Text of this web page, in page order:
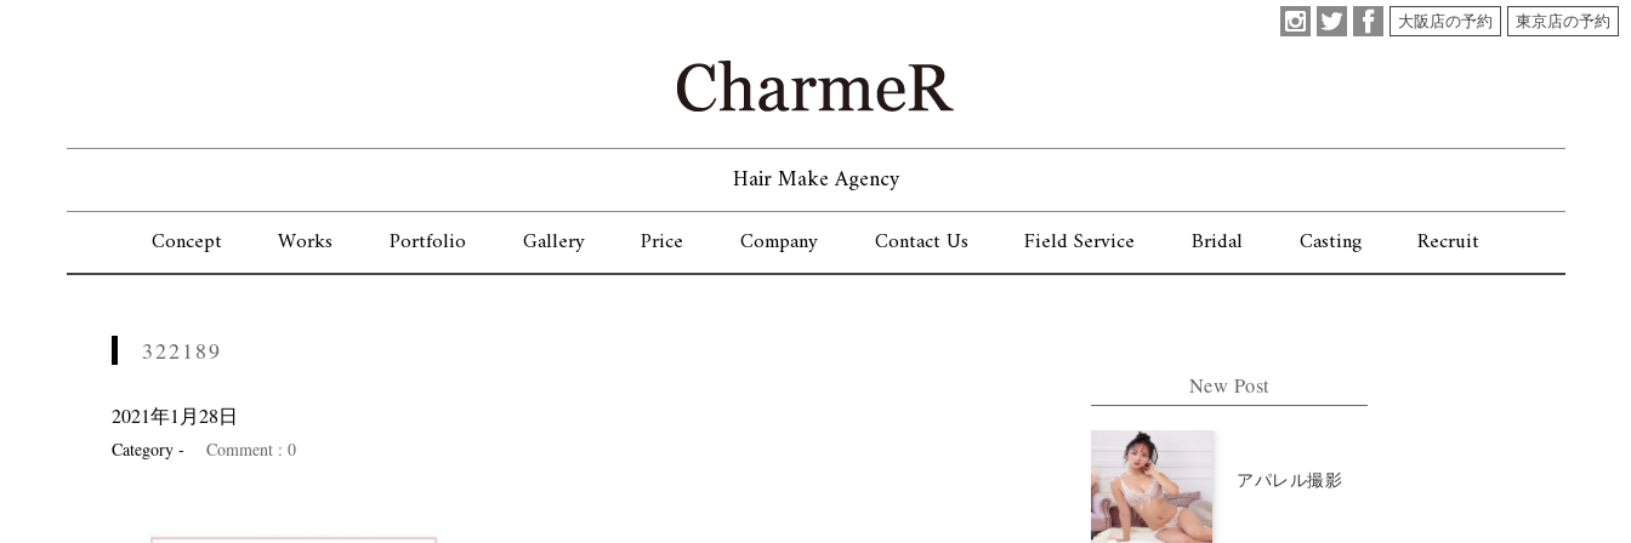
大阪店の予約 東京店の予約
Hair Make Agency
Concept Works Portfolio Gallery Price Company Contact Us Field Service Bridal Casting Recruit
322189
2021年1月28日
Category - Comment : 0
New Post
アパレル撮影